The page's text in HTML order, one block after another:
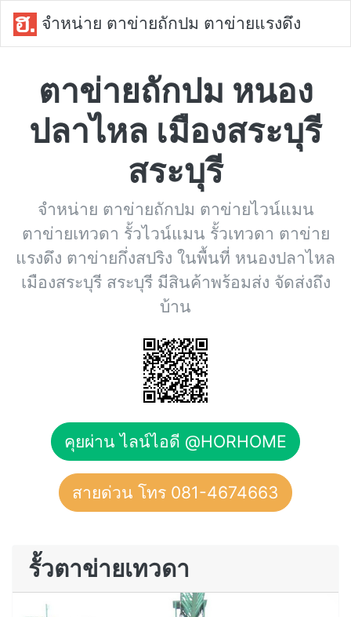
จำหน่าย ตาข่ายถักปม ตาข่ายแรงดึง
ตาข่ายถักปม หนอง
ปลาไหล เมืองสระบุรี
สระบุรี
จำหน่าย ตาข่ายถักปม ตาข่ายไวน์แมน
ตาข่ายเทวดา รั้วไวน์แมน รั้วเทวดา ตาข่าย
แรงดึง ตาข่ายกึ่งสปริง ในพื้นที่ หนองปลาไหล
เมืองสระบุรี สระบุรี มีสินค้าพร้อมส่ง จัดส่งถึง
บ้าน
คุยผ่าน ไลน์ไอดี @HORHOME
สายด่วน โทร 081-4674663
รั้วตาข่ายเทวดา